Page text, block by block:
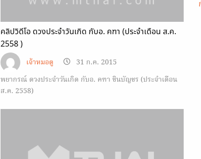
คลิปวิดีโอ ดวงประจำวันเกิด กับอ. คฑา (ประจำเดือน ส.ค.
2558 )
เจ้าหมอดู
31 ก.ค. 2015
พยากรณ์ ดวงประจำวันเกิด กับอ. คฑา ชินบัญชร (ประจำเดือน
ส.ค. 2558)